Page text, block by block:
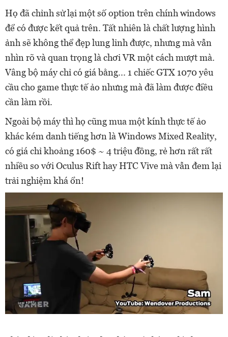
Họ đã chỉnh sử lại một số option trên chính windows
để có được kết quả trên. Tất nhiên là chất lượng hình
ảnh sẽ không thể đẹp lung linh được, nhưng mà vẫn
nhìn rõ và quan trọng là chơi VR một cách mượt mà.
Vâng bộ máy chỉ có giá bằng... 1 chiếc GTX 1070 yêu
cầu cho game thực tế ảo nhưng mà đã làm được điều
cần làm rồi.
Ngoài bộ máy thì họ cũng mua một kính thực tế ảo
khác kém danh tiếng hơn là Windows Mixed Reality,
có giá chỉ khoảng 160$ ~ 4 triệu đồng, rẻ hơn rất rất
nhiều so với Oculus Rift hay HTC Vive mà vẫn đem lại
trải nghiệm khá ổn!